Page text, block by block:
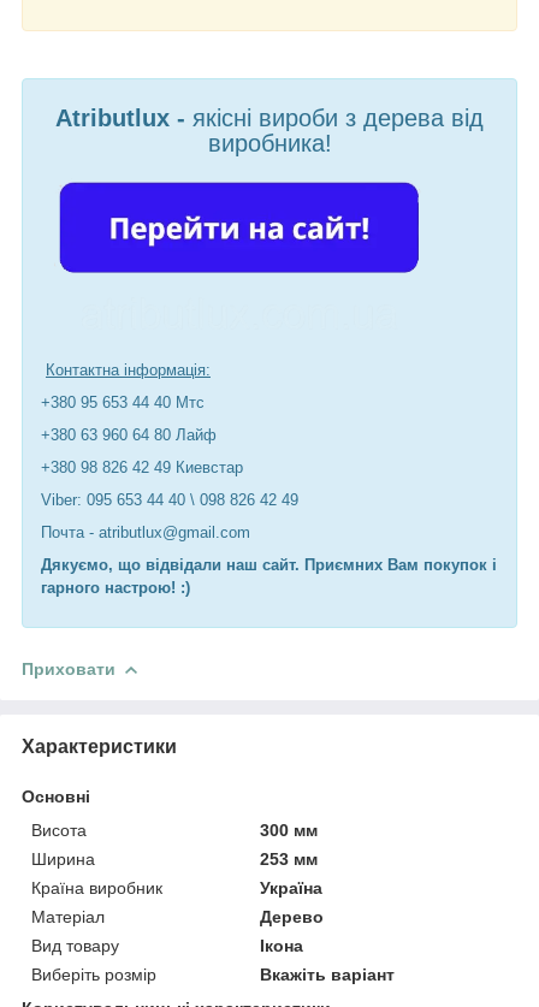
Atributlux - якісні вироби з дерева від
виробника!
Контактна інформація:
+380 95 653 44 40 Мтс
+380 63 960 64 80 Лайф
+380 98 826 42 49 Киевстар
Viber: 095 653 44 40 \ 098 826 42 49
Почта - atributlux@gmail.com
Дякуємо, що відвідали наш сайт. Приємних Вам покупок і
гарного настрою! :)
Приховати
Характеристики
Основні
Висота
300 мм
Ширина
253 мм
Країна виробник
Україна
Матеріал
Дерево
Вид товару
Ікона
Виберіть розмір
Вкажіть варіант